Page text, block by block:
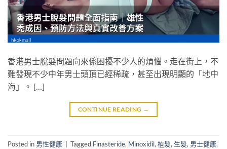
香港男士脫髮問題向來係困擾不少人的煩惱。走在街上，不
難發現不少中年男士頭頂已經稀疏，甚至出現明顯的「地中
海」。 […]
CONTINUE READING →
Posted in 男性健康 Tagged Finasteride, Minoxidil,植髮,生髮, 男士健康,